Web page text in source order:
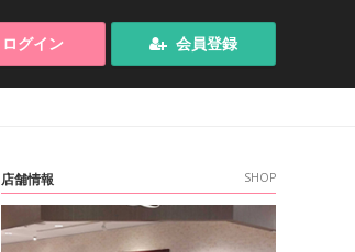
ログイン 会員登録
店舗情報 SHOP